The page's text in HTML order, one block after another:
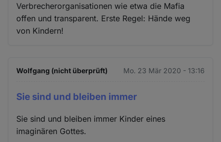
Verbrecherorganisationen wie etwa die Mafia
offen und transparent. Erste Regel: Hände weg
von Kindern!
Wolfgang (nicht überprüft) Mo. 23 Mär 2020 - 13:16
Sie sind und bleiben immer
Sie sind und bleiben immer Kinder eines
imaginären Gottes.